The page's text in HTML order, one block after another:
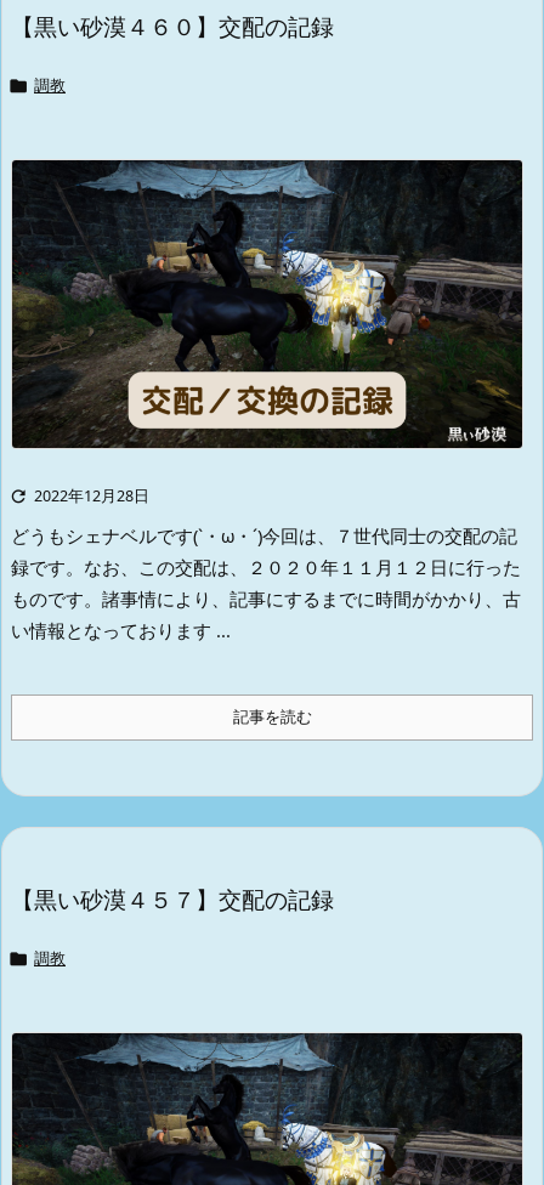
【黒い砂漠４６０】交配の記録
 調教
 2022年12月28日
どうもシェナベルです(`・ω・´)今回は、７世代同士の交配の記
録です。 なお、この交配は、２０２０年１１月１２日に行った
ものです。 諸事情により、記事にするまでに時間がかかり、古
い情報となっております ...
記事を読む
【黒い砂漠４５７】交配の記録
 調教